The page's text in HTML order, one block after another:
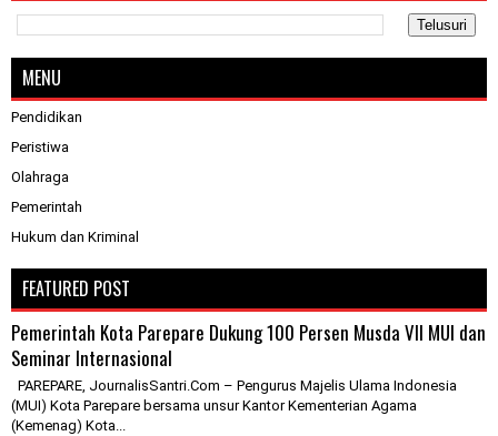
MENU
Pendidikan
Peristiwa
Olahraga
Pemerintah
Hukum dan Kriminal
FEATURED POST
Pemerintah Kota Parepare Dukung 100 Persen Musda VII MUI dan
Seminar Internasional
PAREPARE, JournalisSantri.Com – Pengurus Majelis Ulama Indonesia
(MUI) Kota Parepare bersama unsur Kantor Kementerian Agama
(Kemenag) Kota...